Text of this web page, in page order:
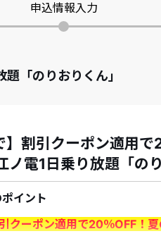
申込情報入力
「のりおりくん」
】割引クーポン適用
ノ電1日乗り放題「の
イント
クーポン適用で20％OFF！